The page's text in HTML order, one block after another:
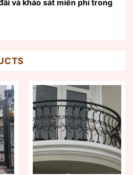
và khảo sát miễn phí trong